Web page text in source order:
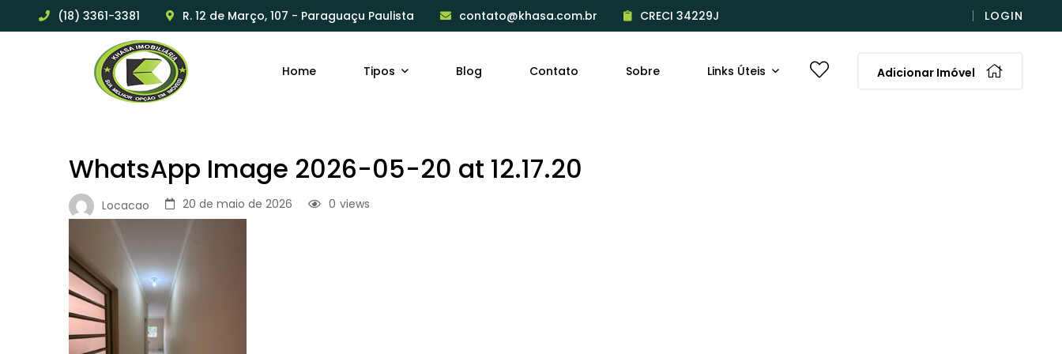
(18) 3361-3381 R. 12 de Março, 107 - Paraguaçu Paulista contato@khasa.com.br CRECI 34229J LOGIN
Home Tipos Blog Contato Sobre Links Úteis Adicionar Imóvel
WhatsApp Image 2026-05-20 at 12.17.20
Locacao 20 de maio de 2026 views
0